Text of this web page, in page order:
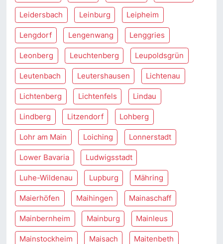
Leidersbach Leinburg Leipheim
Lengdorf Lengenwang Lenggries
Leonberg Leuchtenberg Leupoldsgrün
Leutenbach Leutershausen Lichtenau
Lichtenberg Lichtenfels Lindau
Lindberg Litzendorf Lohberg
Lohr am Main Loiching Lonnerstadt
Lower Bavaria Ludwigsstadt
Luhe-Wildenau Lupburg Mähring
Maierhöfen Maihingen Mainaschaff
Mainbernheim Mainburg Mainleus
Mainstockheim Maisach Maitenbeth